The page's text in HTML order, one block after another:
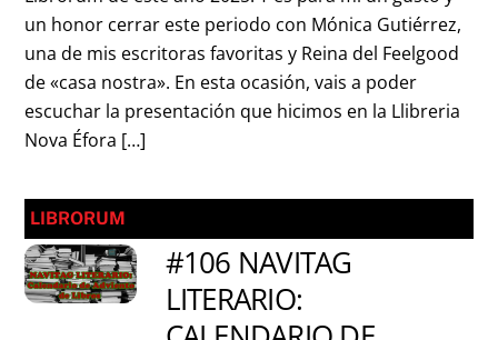
un honor cerrar este periodo con Mónica Gutiérrez,
una de mis escritoras favoritas y Reina del Feelgood
de «casa nostra». En esta ocasión, vais a poder
escuchar la presentación que hicimos en la Llibreria
Nova Éfora […]
LIBRORUM
#106 NAVITAG
LITERARIO: